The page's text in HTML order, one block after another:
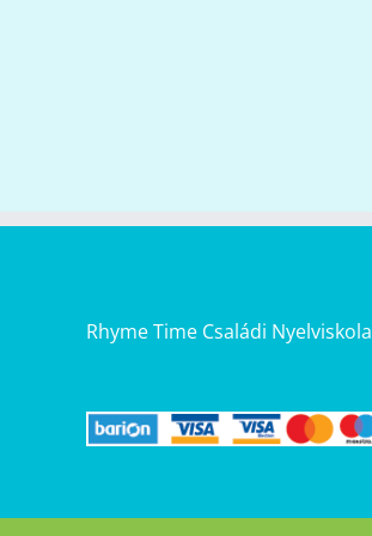
Rhyme Time Családi Nyelviskola